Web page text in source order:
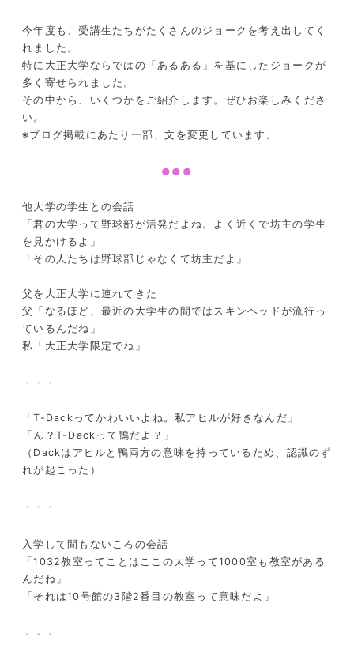
今年度も、受講生たちがたくさんのジョークを考え出してく
れました。
特に大正大学ならではの「あるある」を基にしたジョークが
多く寄せられました。
その中から、いくつかをご紹介します。ぜひお楽しみくださ
い。
※ブログ掲載にあたり一部、文を変更しています。
●●●
他大学の学生との会話
「君の大学って野球部が活発だよね。よく近くで坊主の学生
を見かけるよ」
「その人たちは野球部じゃなくて坊主だよ」
────
父を大正大学に連れてきた
父「なるほど、最近の大学生の間ではスキンヘッドが流行っ
ているんだね」
私「大正大学限定でね」
・・・
「T-Dackってかわいいよね。私アヒルが好きなんだ」
「ん？T-Dackって鴨だよ？」
（Dackはアヒルと鴨両方の意味を持っているため、認識のず
れが起こった）
・・・
入学して間もないころの会話
「1032教室ってことはここの大学って1000室も教室がある
んだね」
「それは10号館の3階2番目の教室って意味だよ」
・・・